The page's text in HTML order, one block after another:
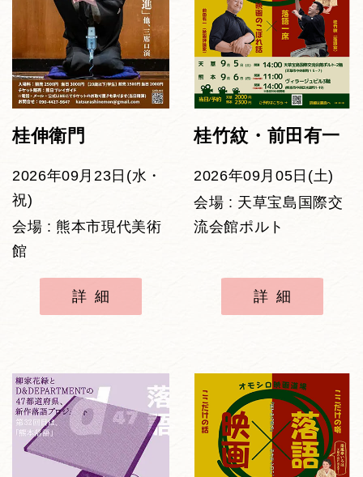
桂伸衛門
2026年09月23日(水・
祝)
会場 : 熊本市現代美術
館
詳細
桂竹紋・前田有一
2026年09月05日(土)
会場 : 天草宝島国際交
流会館ポルト
詳細